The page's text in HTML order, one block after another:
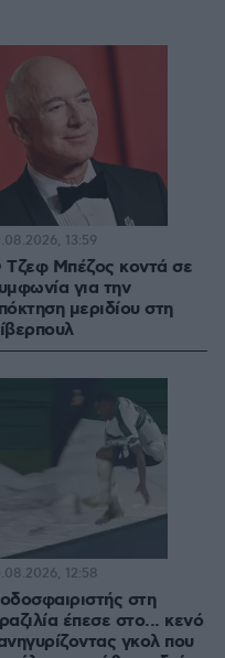
Μπέζος κοντά σε
για την
μεριδίου στη
13:59
στη
έπεσε στο... κενό
γκολ που
12:58